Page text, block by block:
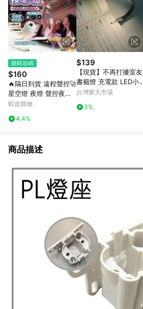
限時加碼
$160
🔥隔日到貨 遠程聲控🚀
星空燈 夜燈 聲控夜燈
小夜燈 氣氛燈 銀河投
車載星空燈
蝦皮購物
4.4%
$139
【現貨】不再打擾室友
書籤燈 充電款 LED小
夜燈 超薄 夜間LED 便
書燈 交換禮物｜領券最
台灣樂天市場
3%
商品描述